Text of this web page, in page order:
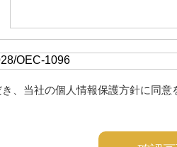
き、当社の個人情報保護方針に同